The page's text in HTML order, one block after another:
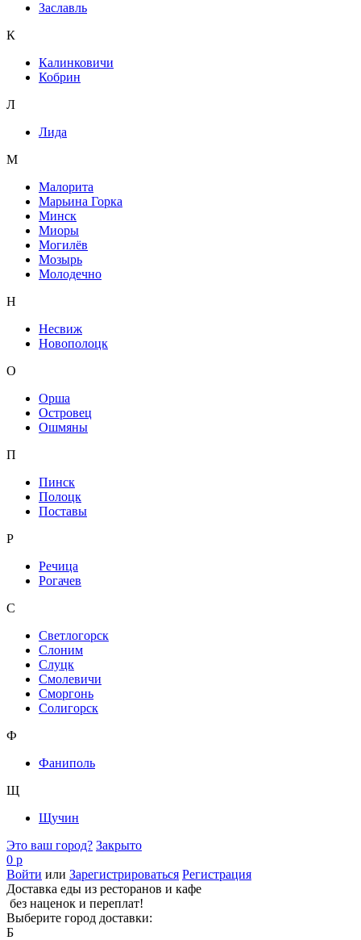
Заславль
К
Калинковичи
Кобрин
Л
Лида
М
Малорита
Марьина Горка
Минск
Миоры
Могилёв
Мозырь
Молодечно
Н
Несвиж
Новополоцк
О
Орша
Островец
Ошмяны
П
Пинск
Полоцк
Поставы
Р
Речица
Рогачев
С
Светлогорск
Слоним
Слуцк
Смолевичи
Сморгонь
Солигорск
Ф
Фаниполь
Щ
Щучин
Это ваш город? Закрыто
0 р
Войти или Зарегистрироваться Регистрация
Доставка еды из ресторанов и кафе
без наценок и переплат!
Выберите город доставки:
Б